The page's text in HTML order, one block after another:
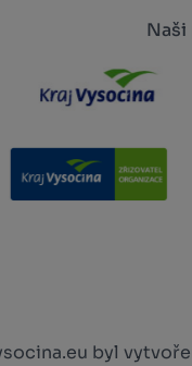
byl